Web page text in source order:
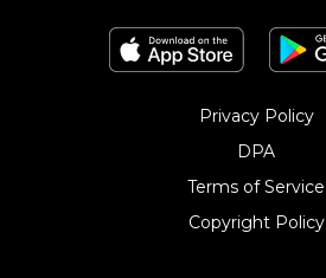
Privacy Policy
DPA
Terms of Service
Copyright Policy‎